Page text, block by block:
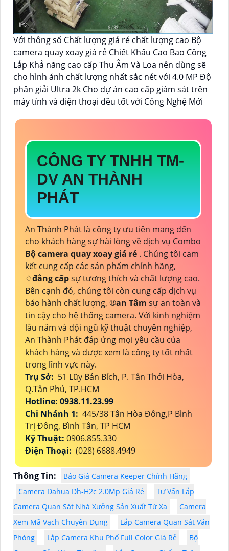
Với thông số Chất lượng giá rẻ chất lượng cao Bộ
camera quay xoay giá rẻ Chiết Khấu Cao Bao Công
Lắp Khả năng cao cấp Thu Âm Và Loa nên dùng sẽ
cho hình ảnh chất lượng nhất sắc nét với 4.0 MP Độ
phân giải Ultra 2k Cho dự án cao cấp giám sát trên
máy tính và điện thoại đều tốt với Công Nghệ Mới
CÔNG TY TNHH TM-
DV AN THÀNH
PHÁT
An Thành Phát là công ty ưu tiên mang đến
cho khách hàng sự hài lòng về dịch vụ Combo
Bộ camera quay xoay giá rẻ . Chúng tôi cam
kết cung cấp các sản phẩm chính hãng,
♢đẳng cấpsự tương thích và chất lượng cao.
Bên cạnh đó, chúng tôi còn cung cấp dịch vụ
bảo hành chất lượng, ®️an Tâm sự an toàn và
tin cậy cho hệ thống camera. Với kinh nghiệm
lâu năm và đội ngũ kỹ thuật chuyên nghiệp,
An Thành Phát đáp ứng mọi yêu cầu của
khách hàng và được xem là công ty tốt nhất
trong lĩnh vực này.
Trụ Sở: 51 Lũy Bán Bích, P. Tân Thới Hòa,
Q.Tân Phú, TP.HCM
Hotline: 0938.11.23.99
Chi Nhánh 1: 445/38 Tân Hòa Đông,P Bình
Trị Đông, Bình Tân, TP HCM
Kỹ Thuật: 0906.855.330
Điện Thoại: (028) 6688.4949
Thông Tin:
Báo Giá Camera Keeper Chính Hãng
Camera Dahua Dh-H2c 2.0Mp Giá Rẻ
Tư Vấn Lắp
Camera Quan Sát Nhà Xưởng Sản Xuất Từ Xa
Camera
Xem Mã Vạch Chuyên Dụng
Lắp Camera Quan Sát Văn
Phòng
Lắp Camera Khu Phố Full Color Giá Rẻ
Bộ